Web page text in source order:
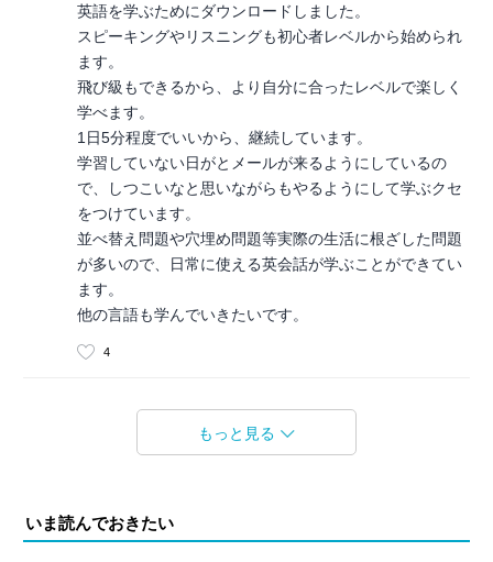
英語を学ぶためにダウンロードしました。
スピーキングやリスニングも初心者レベルから始められ
ます。
飛び級もできるから、より自分に合ったレベルで楽しく
学べます。
1日5分程度でいいから、継続しています。
学習していない日がとメールが来るようにしているの
で、しつこいなと思いながらもやるようにして学ぶクセ
をつけています。
並べ替え問題や穴埋め問題等実際の生活に根ざした問題
が多いので、日常に使える英会話が学ぶことができてい
ます。
他の言語も学んでいきたいです。
4
もっと見る
いま読んでおきたい